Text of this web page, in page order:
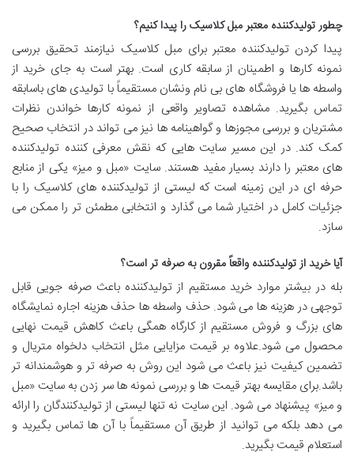
چطور تولیدکننده معتبر مبل کلاسیک را پیدا کنیم؟
پیدا کردن تولیدکننده معتبر برای مبل کلاسیک نیازمند تحقیق بررسی
نمونه کارها و اطمینان از سابقه کاری است. بهتر است به جای خرید از
واسطه ها یا فروشگاه های بی نام ونشان مستقیماً با تولیدی های باسابقه
تماس بگیرید. مشاهده تصاویر واقعی از نمونه کارها خواندن نظرات
مشتریان و بررسی مجوزها و گواهینامه ها نیز می تواند در انتخاب صحیح
کمک کند. در این مسیر سایت هایی که نقش معرفی کننده تولیدکننده
های معتبر را دارند بسیار مفید هستند. سایت «مبل و میز» یکی از منابع
حرفه ای در این زمینه است که لیستی از تولیدکننده های کلاسیک را با
جزئیات کامل در اختیار شما می گذارد و انتخابی مطمئن تر را ممکن می
سازد.
آیا خرید از تولیدکننده واقعاً مقرون به صرفه تر است؟
بله در بیشتر موارد خرید مستقیم از تولیدکننده باعث صرفه جویی قابل
توجهی در هزینه ها می شود. حذف واسطه ها حذف هزینه اجاره نمایشگاه
های بزرگ و فروش مستقیم از کارگاه همگی باعث کاهش قیمت نهایی
محصول می شود.علاوه بر قیمت مزایایی مثل انتخاب دلخواه متریال و
تضمین کیفیت نیز باعث می شود این روش به صرفه تر و هوشمندانه تر
باشد.برای مقایسه بهتر قیمت ها و بررسی نمونه ها سر زدن به سایت «مبل
و میز» پیشنهاد می شود. این سایت نه تنها لیستی از تولیدکنندگان را ارائه
می دهد بلکه می توانید از طریق آن مستقیماً با آن ها تماس بگیرید و
استعلام قیمت بگیرید.